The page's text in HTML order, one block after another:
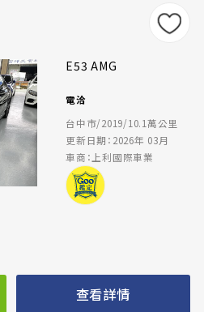
E53 AMG
電洽
台中市/2019/10.1萬公里
更新日期：2026年 03月
車商：上利國際車業
查看詳情